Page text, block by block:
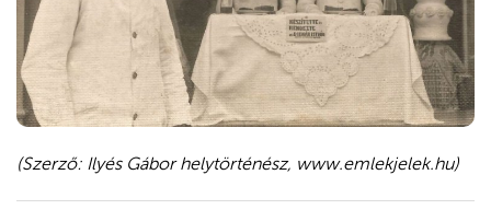
(Szerző: Ilyés Gábor helytörténész, www.emlekjelek.hu)